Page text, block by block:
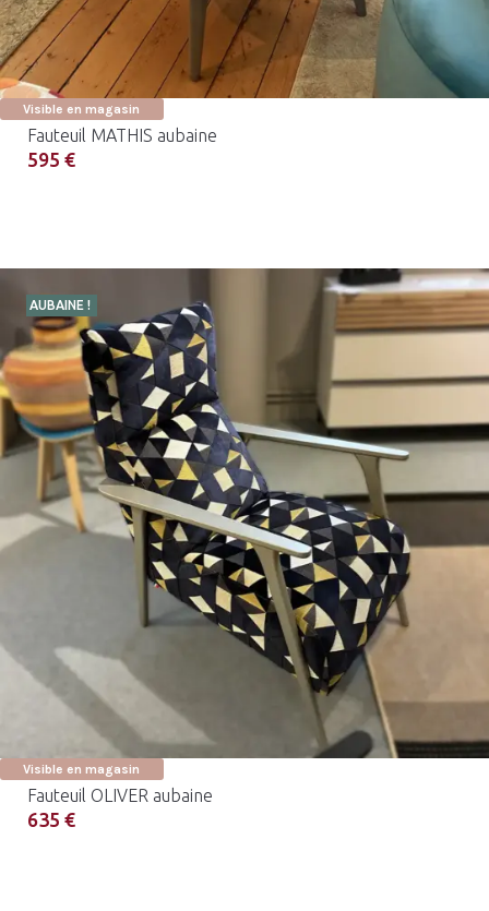
Visible en magasin
Fauteuil MATHIS aubaine
595 €
AUBAINE !
Visible en magasin
Fauteuil OLIVER aubaine
635 €